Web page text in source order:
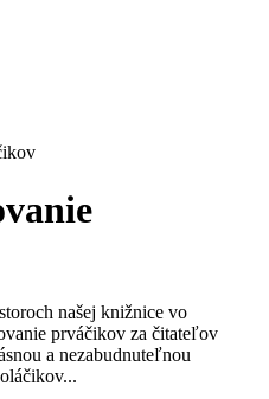
našej knižnice vo
prváčikov za čitateľov
a nezabudnuteľnou